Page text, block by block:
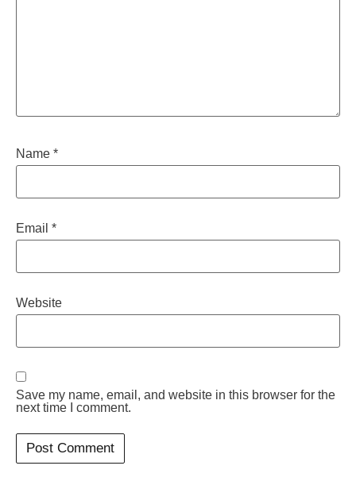
Name *
Email *
Website
Save my name, email, and website in this browser for the
next time I comment.